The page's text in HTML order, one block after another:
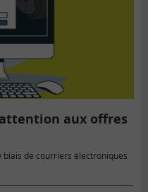
aux offres
biais de courriers électroniques